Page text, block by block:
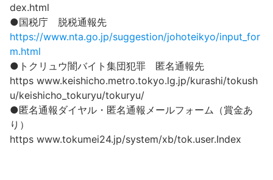
dex.html
●国税庁 脱税通報先
https://www.nta.go.jp/suggestion/johoteikyo/input_for
m.html
●トクリュウ闇バイト集団犯罪 匿名通報先
https www.keishicho.metro.tokyo.lg.jp/kurashi/tokush
u/keishicho_tokuryu/tokuryu/
●匿名通報ダイヤル・匿名通報メールフォーム（賞金あ
り）
https www.tokumei24.jp/system/xb/tok.user.Index